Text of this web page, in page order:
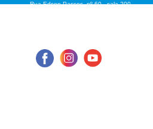
Rua Edson Passos, nº 60 - sala 200